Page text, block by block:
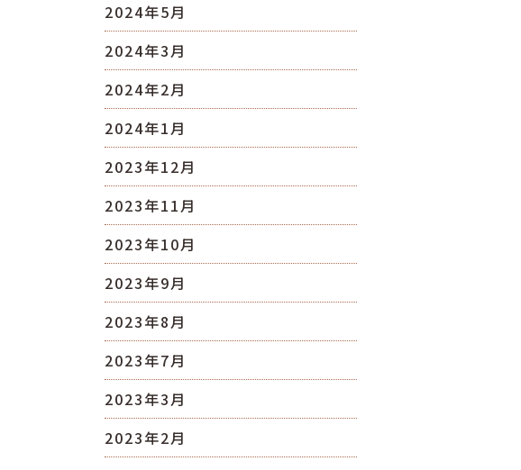
2024年5月
2024年3月
2024年2月
2024年1月
2023年12月
2023年11月
2023年10月
2023年9月
2023年8月
2023年7月
2023年3月
2023年2月